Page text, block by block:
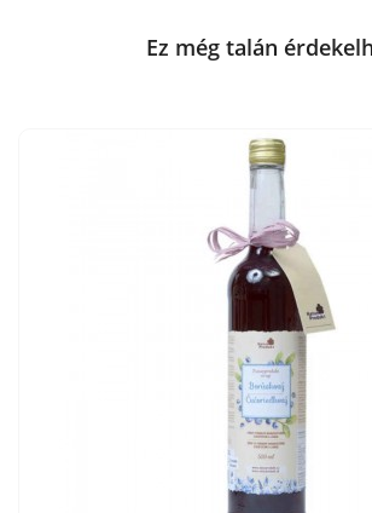
Ez még talán